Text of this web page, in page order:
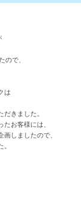
ので、
は
きました。
お客様には、
しましたので、